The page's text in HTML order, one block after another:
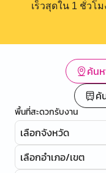
เร็วสุดใน 1 ชั่วโ
ค้น
ค้
พื้นที่สะดวกรับงาน
เลือกจังหวัด
เลือกอำเภอ/เขต